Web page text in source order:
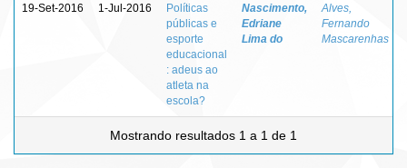
19-Set-2016 1-Jul-2016
Políticas
públicas e
esporte
educacional
: adeus ao
atleta na
escola?
Nascimento,
Edriane
Lima do
Alves,
Fernando
Mascarenhas
Mostrando resultados 1 a 1 de 1